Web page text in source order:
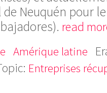
Neuquén­ pour le
read
Amérique latine
Entreprises